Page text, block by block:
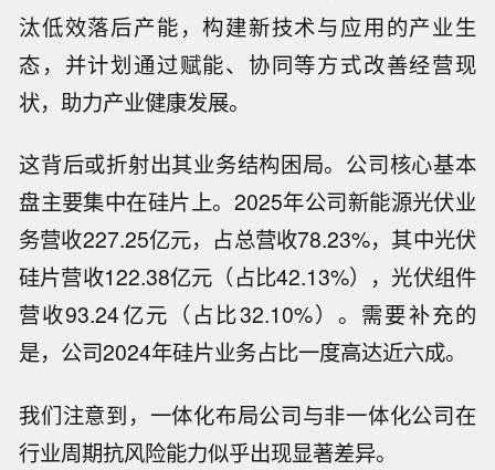
汰低效落后产能，构建新技术与应用的产业生
态，并计划通过赋能、协同等方式改善经营现
状，助力产业健康发展。
这背后或折射出其业务结构困局。公司核心基本
盘主要集中在硅片上。2025年公司新能源光伏业
务营收227.25亿元，占总营收78.23%，其中光伏
硅片营收122.38亿元（占比42.13%），光伏组件
营收93.24亿元（占比32.10%）。需要补充的
是，公司2024年硅片业务占比一度高达近六成。
我们注意到，一体化布局公司与非一体化公司在
行业周期抗风险能力似乎出现显著差异。